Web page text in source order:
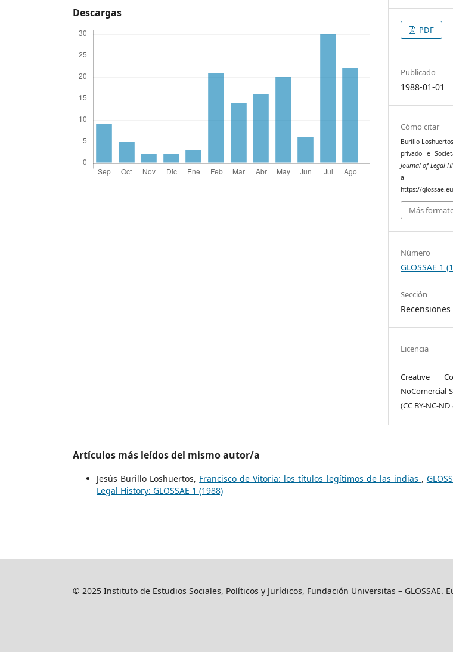
Descargas
PDF
Publicado
1988-01-01
Cómo citar
Burillo
privado e
Journal of Legal
a
https://
Más
Número
GLOSSAE 1
Sección
Recensiones
Licencia
Creative
(CC BY-NC-ND
Artículos más leídos del mismo autor/a
Jesús Burillo Loshuertos, Francisco de Vitoria: los títulos legítimos de las indias ,
Legal History: GLOSSAE 1 (1988)
© 2025 Instituto de Estudios Sociales, Políticos y Jurídicos, Fundación Universitas – GLOSSAE.